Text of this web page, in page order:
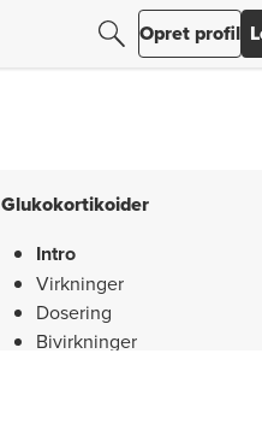
Søg efter resultater
SøgOpret profil
Glukokortikoider
Intro
Virkninger
Dosering
Bivirkninger